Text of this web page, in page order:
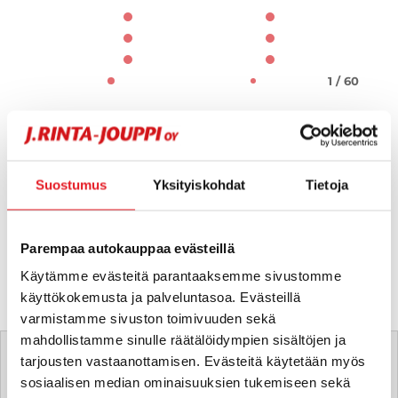
Suostumus Yksityiskohdat Tietoja
Parempaa autokauppaa evästeillä
Käytämme evästeitä parantaaksemme sivustomme
käyttökokemusta ja palveluntasoa. Evästeillä
varmistamme sivuston toimivuuden sekä
mahdollistamme sinulle räätälöidympien sisältöjen ja
tarjousten vastaanottamisen. Evästeitä käytetään myös
sosiaalisen median ominaisuuksien tukemiseen sekä
1 / 60
Tätä ajoneuvoa myy